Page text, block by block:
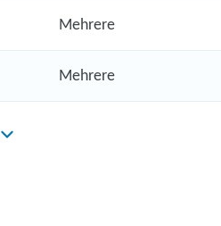
Mehrere
Mehrere